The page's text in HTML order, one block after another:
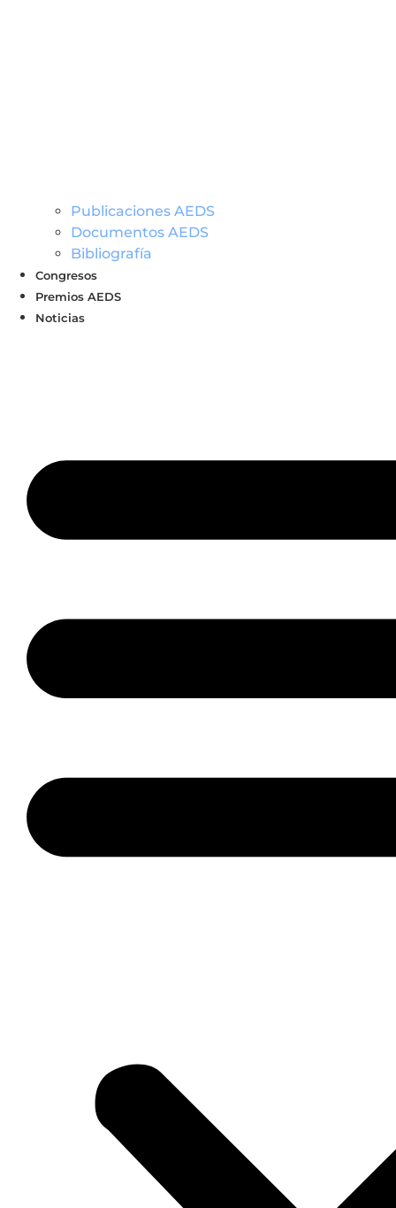
Publicaciones AEDS
Documentos AEDS
Bibliografía
Congresos
Premios AEDS
Noticias